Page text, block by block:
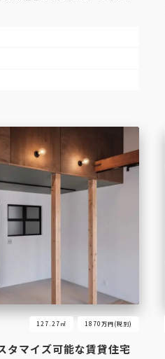
127.27㎡ 1870万円(税別)
タマイズ可能な賃貸住宅